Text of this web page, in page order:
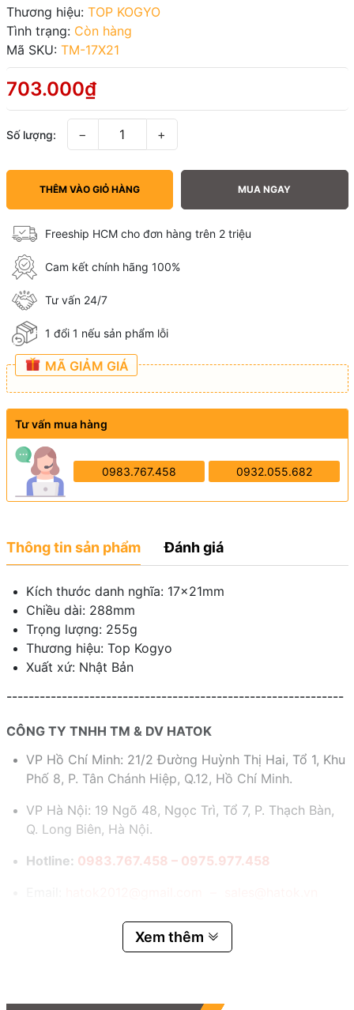
Thương hiệu: TOP KOGYO
Tình trạng: Còn hàng
Mã SKU: TM-17X21
703.000₫
Số lượng: − +
THÊM VÀO GIỎ HÀNG MUA NGAY
Freeship HCM cho đơn hàng trên 2 triệu
Cam kết chính hãng 100%
Tư vấn 24/7
1 đổi 1 nếu sản phẩm lỗi
MÃ GIẢM GIÁ
Tư vấn mua hàng
0983.767.458 0932.055.682
Thông tin sản phẩm Đánh giá
Kích thước danh nghĩa: 17×21mm
Chiều dài: 288mm
Trọng lượng: 255g
Thương hiệu: Top Kogyo
Xuất xứ: Nhật Bản
-------------------------------------------------------------
CÔNG TY TNHH TM & DV HATOK
VP Hồ Chí Minh: 21/2 Đường Huỳnh Thị Hai, Tổ 1, Khu
Phố 8, P. Tân Chánh Hiệp, Q.12, Hồ Chí Minh.
VP Hà Nội: 19 Ngõ 48, Ngọc Trì, Tổ 7, P. Thạch Bàn,
Q. Long Biên, Hà Nội.
Hotline: 0983.767.458 – 0975.977.458
Xem thêm